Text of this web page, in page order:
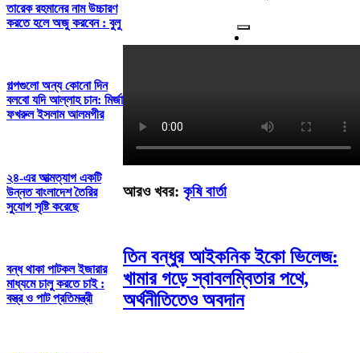
তারেক রহমানের নাম উচ্চারণ
করতে হলে অজু করবেন : বুলু
গল্পগুলো অন্য কোনো দিন
বলবো যদি আল্লাহ চান: মির্জা
ফখরুল ইসলাম আলমগীর
২৪-এর আত্মত্যাগ একটি
উন্নত বাংলাদেশ তৈরির
সুযোগ সৃষ্টি করেছে
বন্ধ থাকা পাটকল ইজারার
মাধ্যমে চালু কর‍তে চাই :
বস্ত্র ও পাট প্রতিমন্ত্রী
আরও খবর: কৃষি বার্তা
তিন বন্ধুর আইকনিক ইকো ভিলেজ:
খামার গড়ে স্বাবলম্বিতার পথে,
অর্থনীতিতেও অবদান